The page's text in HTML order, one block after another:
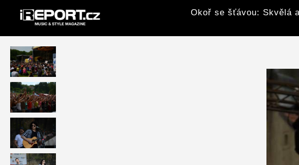
Okoř se šťávou: Skvělá